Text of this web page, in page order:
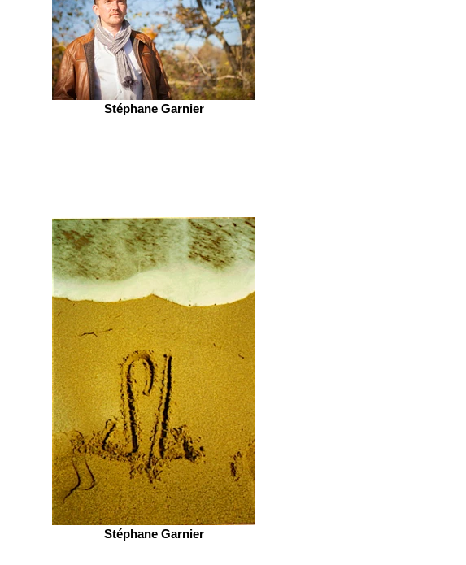
Stéphane Garnier
Stéphane Garnier